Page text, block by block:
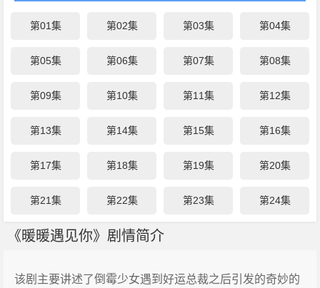
第01集 第02集 第03集 第04集
第05集 第06集 第07集 第08集
第09集 第10集 第11集 第12集
第13集 第14集 第15集 第16集
第17集 第18集 第19集 第20集
第21集 第22集 第23集 第24集
《暖暖遇见你》剧情简介
该剧主要讲述了倒霉少女遇到好运总裁之后引发的奇妙的